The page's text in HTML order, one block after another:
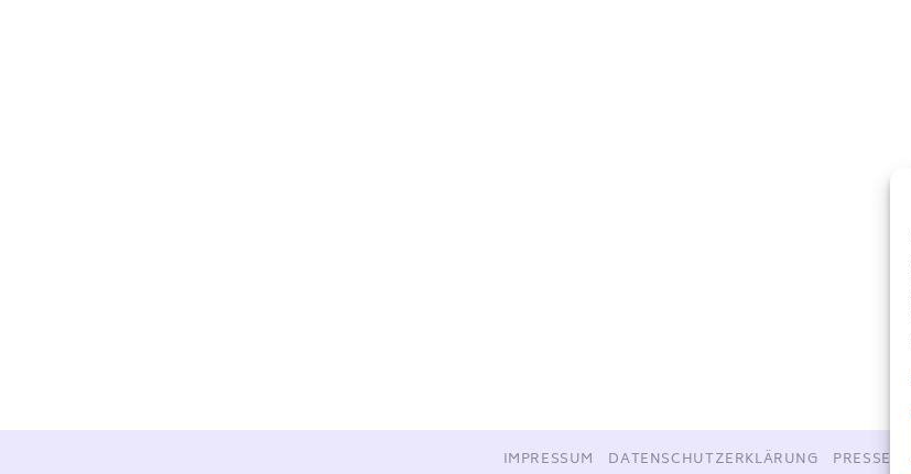
IMPRESSUM DATENSCHUTZERKLÄRUNG PRESSE